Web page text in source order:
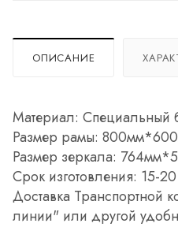
ОПИСАНИЕ
Материал: Специальный
Размер рамы:
Размер зеркала:
Срок изготовления: 15-
Доставка Транспортной
линии" или другой